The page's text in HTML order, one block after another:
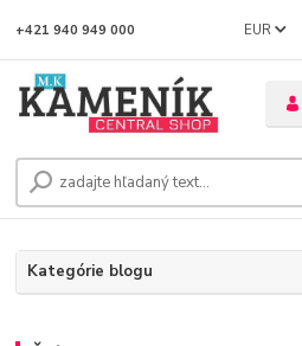
EUR
+421 940 949 000
Kategórie blogu